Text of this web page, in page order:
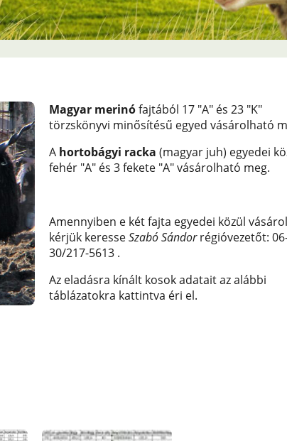
Magyar merinófajtából 17 "A" és 23 "K"
törzskönyvi minősítésű egyed vásárolható
A hortobágyi racka (magyar juh) egyedei
fehér "A" és 3 fekete "A" vásárolható meg.
Amennyiben e két fajta egyedei közül
kérjük keresseSzabó Sándorrégióvezetőt:
30/217-5613 .
Az eladásra kínált kosok adatait az alábbi
táblázatokra kattintva éri el.